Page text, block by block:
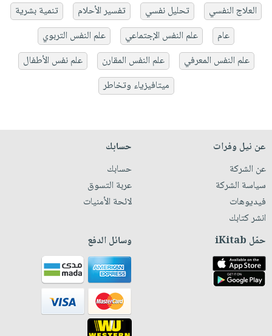
العلاج النفسي
تحليل نفسي تفسير الأحلام
تنمية بشرية
عام
علم النفس الإجتماعي
علم النفس التربوي
علم النفس المعرفي
علم النفس المقارن
علم نفس الأطفال
ميتافيزياء وتخاطر
عن نيل وفرات
عن الشركة
سياسة الشركة
فيديوهات
انشر كتابك
حسابك
حسابك
عربة التسوق
لائحة الأمنيات
حمّل iKitab وسائل الدفع